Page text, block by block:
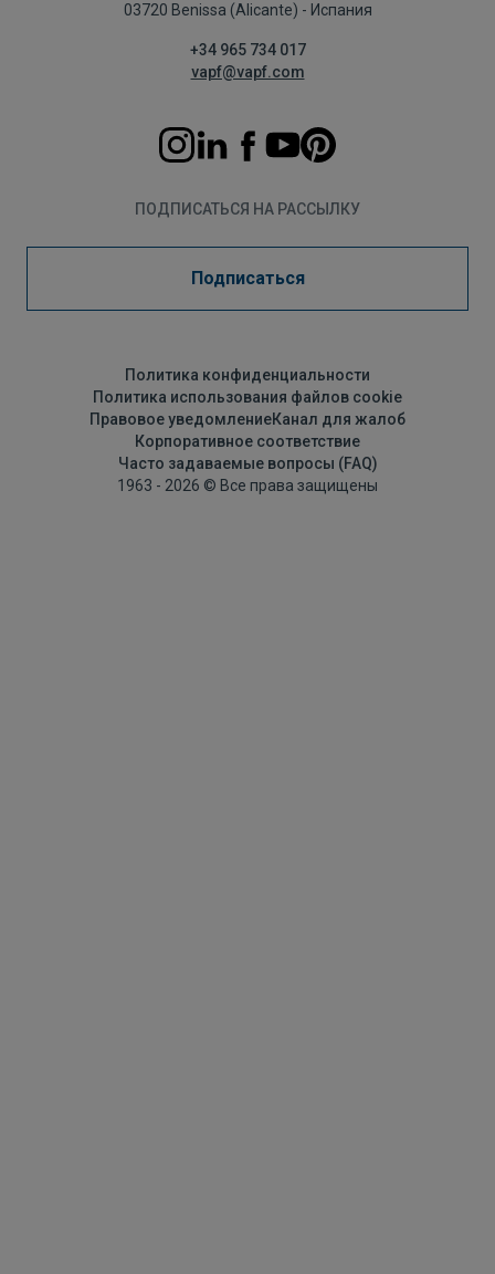
03720 Benissa (Alicante) - Испания
+34 965 734 017
vapf@vapf.com
ПОДПИСАТЬСЯ НА РАССЫЛКУ
Подписаться
Политика конфиденциальности
Политика использования файлов cookie
Правовое уведомлениеКанал для жалоб
Корпоративное соответствие
Часто задаваемые вопросы (FAQ)
1963 - 2026 © Все права защищены